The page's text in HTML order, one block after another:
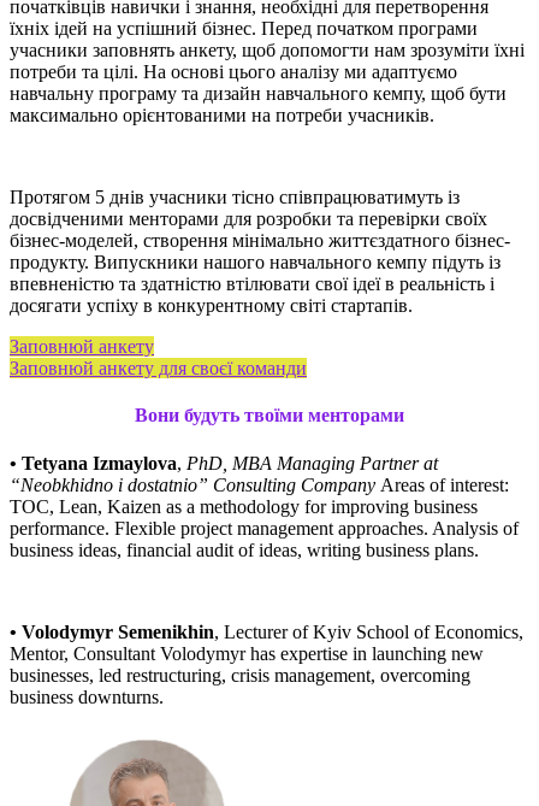
початківців навички і знання, необхідні для перетворення
їхніх ідей на успішний бізнес. Перед початком програми
учасники заповнять анкету, щоб допомогти нам зрозуміти їхні
потреби та цілі. На основі цього аналізу ми адаптуємо
навчальну програму та дизайн навчального кемпу, щоб бути
максимально орієнтованими на потреби учасників.
Протягом 5 днів учасники тісно співпрацюватимуть із
досвідченими менторами для розробки та перевірки своїх
бізнес-моделей, створення мінімально життєздатного бізнес-
продукту. Випускники нашого навчального кемпу підуть із
впевненістю та здатністю втілювати свої ідеї в реальність і
досягати успіху в конкурентному світі стартапів.
Заповнюй анкету
Заповнюй анкету для своєї команди
Вони будуть твоїми менторами
• Tetyana Izmaylova, PhD, MBA Managing Partner at
“Neobkhidno i dostatnio” Consulting Company Areas of interest:
TOC, Lean, Kaizen as a methodology for improving business
performance. Flexible project management approaches. Analysis of
business ideas, financial audit of ideas, writing business plans.
• Volodymyr Semenikhin, Lecturer of Kyiv School of Economics,
Mentor, Consultant Volodymyr has expertise in launching new
businesses, led restructuring, crisis management, overcoming
business downturns.